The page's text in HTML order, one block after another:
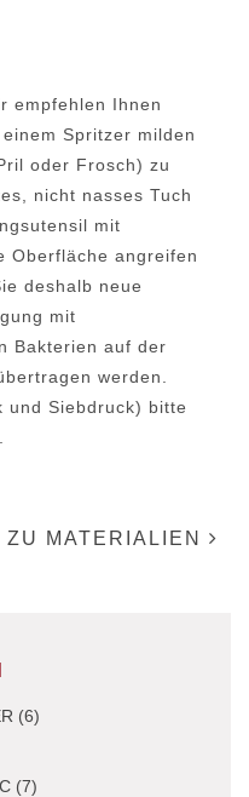
empfehlen Ihnen
Spritzer milden
oder Frosch) zu
nicht nasses Tuch
mit
Oberfläche angreifen
deshalb neue
mit
Bakterien auf der
werden.
und Siebdruck) bitte
ZU MATERIALIEN
(6)
(7)